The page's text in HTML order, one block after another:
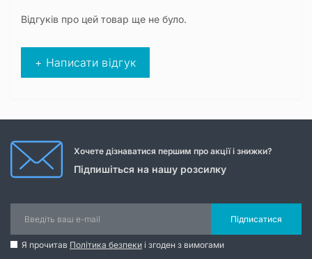
Відгуків про цей товар ще не було.
+ Написати відгук
Хочете дізнаватися першим про акції і знижки?
Підпишіться на нашу розсилку
Підписатися
Я прочитав Політика безпеки і згоден з вимогами